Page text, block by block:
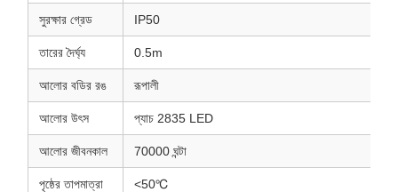
সুরক্ষার গ্রেড IP50
তারের দৈর্ঘ্য 0.5m
আলোর বডির রঙ রূপালী
আলোর উৎস প্যাচ 2835 LED
আলোর জীবনকাল 70000 ঘন্টা
পৃষ্ঠের তাপমাত্রা <50℃